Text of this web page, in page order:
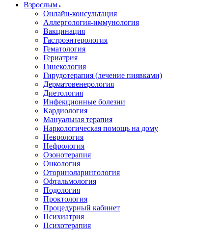
Взрослым
Онлайн-консультация
Аллергология-иммунология
Вакцинация
Гастроэнтерология
Гематология
Гериатрия
Гинекология
Гирудотерапия (лечение пиявками)
Дерматовенерология
Диетология
Инфекционные болезни
Кардиология
Мануальная терапия
Наркологическая помощь на дому
Неврология
Нефрология
Озонотерапия
Онкология
Оториноларингология
Офтальмология
Подология
Проктология
Процедурный кабинет
Психиатрия
Психотерапия